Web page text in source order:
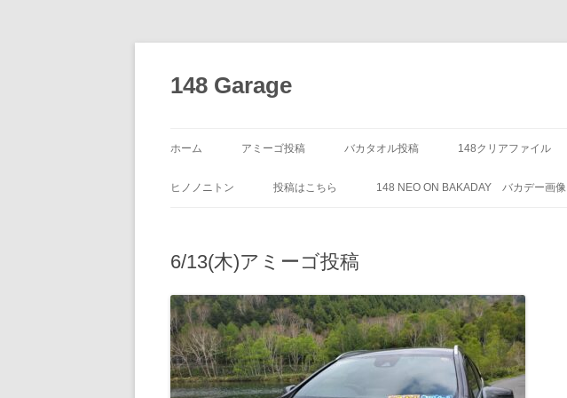
ン
ツ
ッ
148 Garage
ホーム アミーゴ投稿 バカタオル投稿 148クリアファイル
ヒノノニトン 投稿はこちら 148 NEO ON BAKADAY バカデー画像
6/13(木)アミーゴ投稿